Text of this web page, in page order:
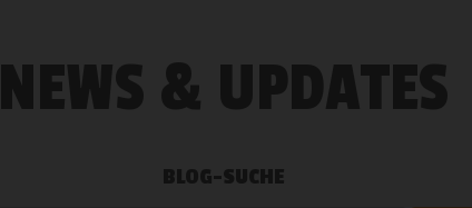
NEWS & UPDATES
BLOG-SUCHE